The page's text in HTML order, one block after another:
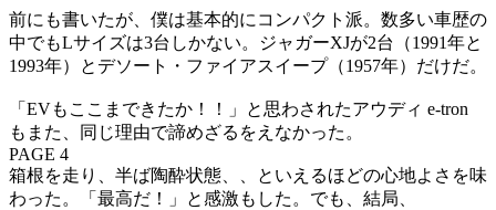
前にも書いたが、僕は基本的にコンパクト派。数多い車歴の
中でもLサイズは3台しかない。ジャガーXJが2台（1991年と
1993年）とデソート・ファイアスイープ（1957年）だけだ。
「EVもここまできたか！！」と思わされたアウディ e-tron
もまた、同じ理由で諦めざるをえなかった。
PAGE 4
箱根を走り、半ば陶酔状態、、といえるほどの心地よさを味
わった。「最高だ！」と感激もした。でも、結局、